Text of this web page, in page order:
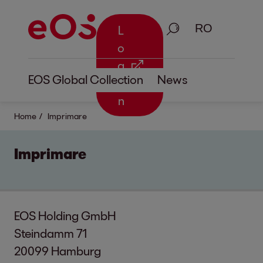
L
o
g
i
n
Căutare
EOS Global Collection News
Home Imprimare
Imprimare
EOS Holding GmbH
Steindamm 71
20099 Hamburg